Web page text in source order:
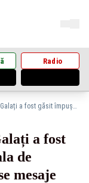
Radio
Un polițist din cadrul IPJ Galați a fost găsit împușcat în autospeciala de serviciu. Comisarul trimisese mesaje emoționante familiei
a fost
de
mesaje